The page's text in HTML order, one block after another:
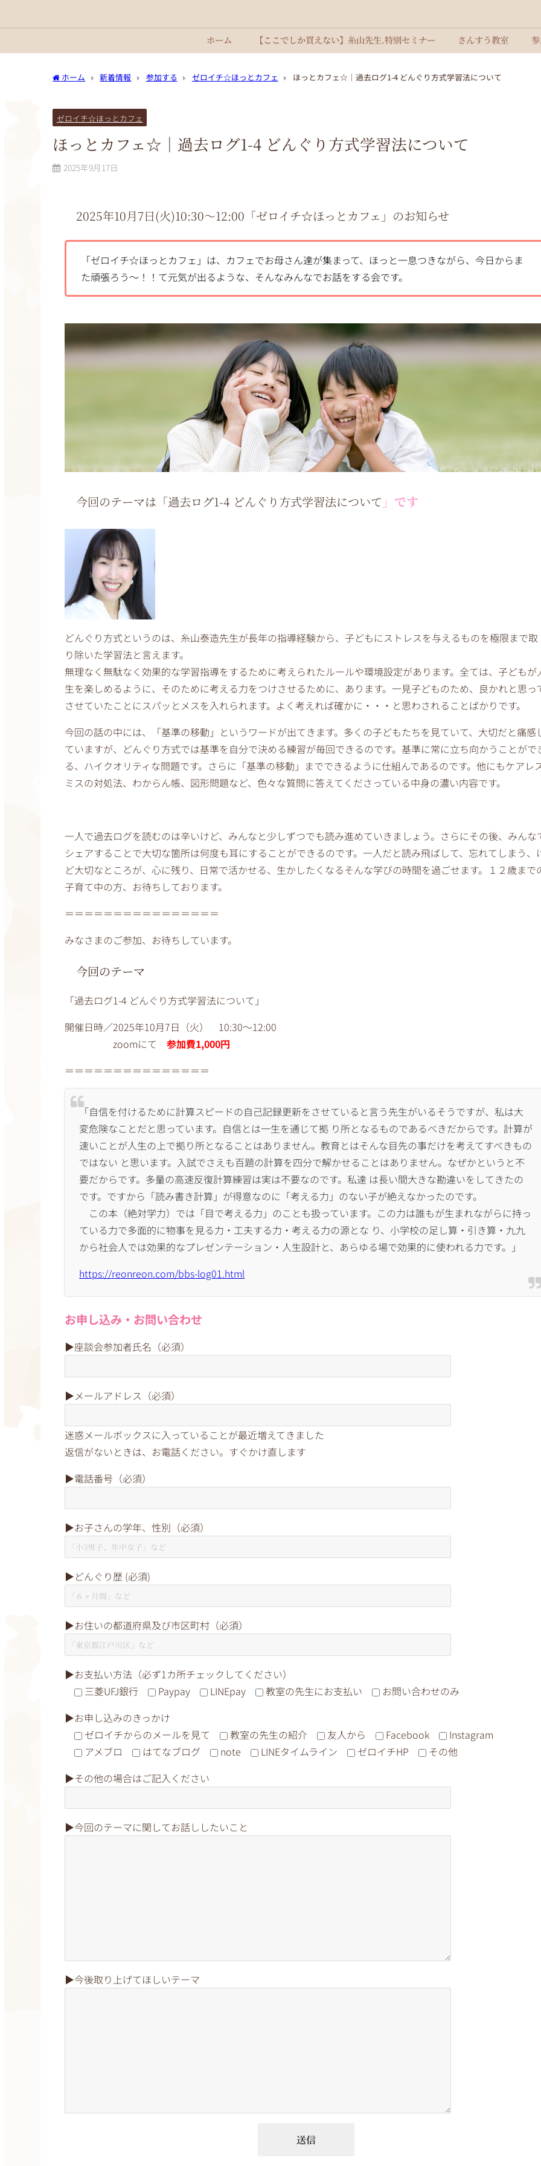
ホーム 【ここでしか買えない】糸山先生.特別セミナー さんすう教室
ホーム 新着情報 参加する ゼロイチ☆ほっとカフェ ほっとカフェ☆｜過去ログ1-4 どんぐり方式学習法について
ゼロイチ☆ほっとカフェ
ほっとカフェ☆｜過去ログ1-4 どんぐり方式学習法について
2025年9月17日
2025年10月7日(火)10:30〜12:00 「ゼロイチ☆ほっとカフェ」のお知らせ
「ゼロイチ☆ほっとカフェ」は、カフェでお母さん達が集まって、ほっと一息つきながら、今日からま
た頑張ろう～！！て元気が出るような、そんなみんなでお話をする会です。
今回のテーマは「過去ログ1-4 どんぐり方式学習法について 」です
どんぐり方式というのは、糸山泰造先生が長年の指導経験から、子どもにストレスを与えるものを極限まで取
り除いた学習法と言えます。
無理なく無駄なく効果的な学習指導をするために考えられたルールや環境設定があります。全ては、子どもが
生を楽しめるように、そのために考える力をつけさせるために、あります。一見子どものため、良かれと思っ
させていたことにスパッとメスを入れられます。よく考えれば確かに・・・と思わされることばかりです。
今回の話の中には、「基準の移動」というワードが出てきます。多くの子どもたちを見ていて、大切だと痛感
ていますが、どんぐり方式では基準を自分で決める練習が毎回できるのです。基準に常に立ち向かうことがで
る、ハイクオリティな問題です。さらに「基準の移動」までできるように仕組んであるのです。他にもケアレ
ミスの対処法、わからん帳、図形問題など、色々な質問に答えてくださっている中身の濃い内容です。
一人で過去ログを読むのは辛いけど、みんなと少しずつでも読み進めていきましょう。さらにその後、みんな
シェアすることで大切な箇所は何度も耳にすることができるのです。一人だと読み飛ばして、忘れてしまう、
ど大切なところが、心に残り、日常で活かせる、生かしたくなるそんな学びの時間を過ごせます。１２歳まで
子育て中の方、お待ちしております。
＝＝＝＝＝＝＝＝＝＝＝＝＝＝＝＝
みなさまのご参加、お待ちしています。
今回のテーマ
「過去ログ1-4 どんぐり方式学習法について」
開催日時／2025年10月7日（火） 10:30～12:00
zoomにて参加費1,000円
＝＝＝＝＝＝＝＝＝＝＝＝＝＝＝
「自信を付けるために計算スピードの自己記録更新をさせていると言う先生がいるそうですが、私は大
変危険なことだと思っています。自信とは一生を通じて拠 り所となるものであるべきだからです。計算が
速いことが人生の上で拠り所となることはありません。教育とはそんな目先の事だけを考えてすべきもの
ではない と思います。入試でさえも百題の計算を四分で解かせることはありません。なぜかというと不
要だからです。多量の高速反復計算練習は実は不要なのです。私達 は長い間大きな勘違いをしてきたの
です。ですから「読み書き計算」が得意なのに「考える力」のない子が絶えなかったのです。
この本（絶対学力）では「目で考える力」のことも扱っています。この力は誰もが生まれながらに持っ
ている力で多面的に物事を見る力・工夫する力・考える力の源とな り、小学校の足し算・引き算・九九
から社会人では効果的なプレゼンテーション・人生設計と、あらゆる場で効果的に使われる力です。」
https://reonreon.com/bbs-log01.html
お申し込み・お問い合わせ
▶︎座談会参加者氏名（必須）
▶︎メールアドレス（必須）
迷惑メールボックスに入っていることが最近増えてきました
返信がないときは、お電話ください。すぐかけ直します
▶︎電話番号（必須）
▶︎お子さんの学年、性別（必須）
▶︎どんぐり歴 (必須)
▶︎お住いの都道府県及び市区町村（必須）
▶︎お支払い方法（必ず1カ所チェックしてください）
三菱UFJ銀行
Paypay LINEpay 教室の先生にお支払い
お問い合わせのみ
▶︎お申し込みのきっかけ
ゼロイチからのメールを見て
教室の先生の紹介 友人から Facebook
Instagram
アメブロ
はてなブログ note LINEタイムライン ゼロイチHP
その他
▶︎その他の場合はご記入ください
▶︎今回のテーマに関してお話ししたいこと
▶︎今後取り上げてほしいテーマ